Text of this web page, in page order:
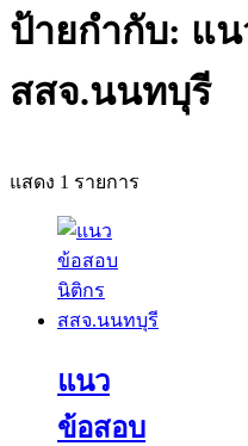
ป้ายกำกับ: แ
สสจ.นนทบุรี
แสดง 1 รายการ
แนว
ข้อสอบ